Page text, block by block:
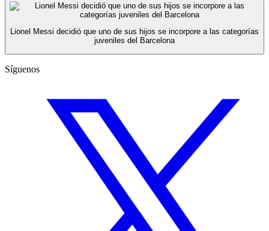
Lionel Messi decidió que uno de sus hijos se incorpore a las categorías
juveniles del Barcelona
Síguenos